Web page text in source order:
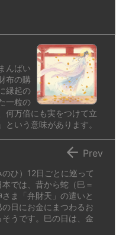
んばい
布の購
縁起の
一粒の
何万倍にも実をつけて立
という意味があります。
ひ）12日ごとに巡って
では、昔から蛇（巳＝
ま「弁財天」の遣いと
日にお金にまつわるお
うです。巳の日は、金
 Prev